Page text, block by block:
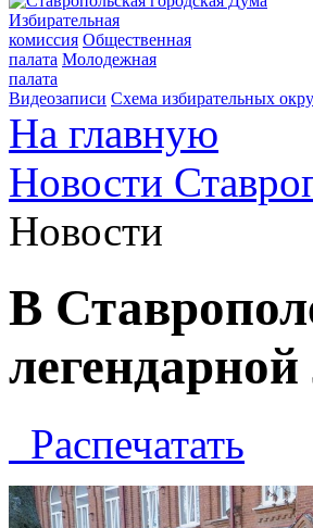
Избирательная
комиссия Общественная
палата Молодежная
палата
Видеозаписи Схема избирательных
На главную
Новости
Новости
В
Распечатать